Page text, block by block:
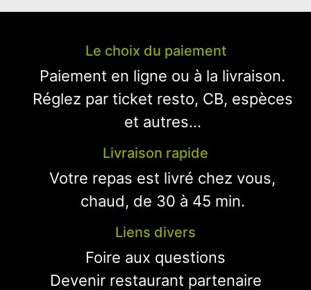
Le choix du paiement
Paiement en ligne ou à la livraison.
Réglez par ticket resto, CB, espèces
et autres...
Livraison rapide
Votre repas est livré chez vous,
chaud, de 30 à 45 min.
Liens divers
Foire aux questions
Devenir restaurant partenaire